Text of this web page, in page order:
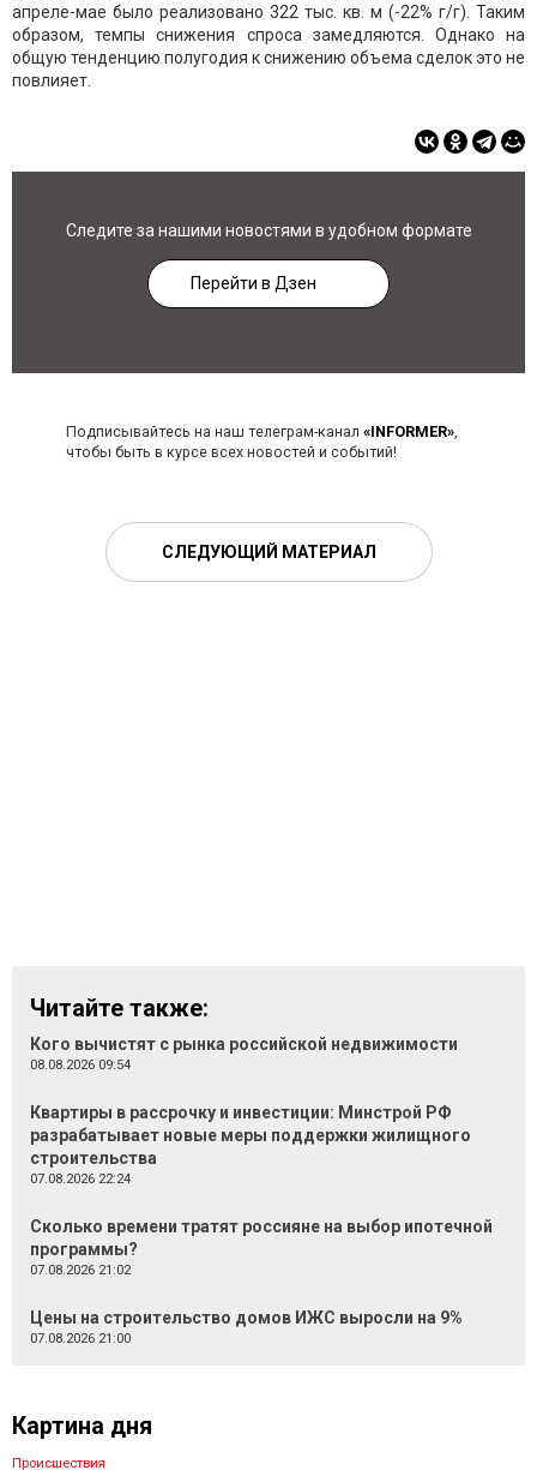
апреле-мае было реализовано 322 тыс. кв. м (-22% г/г). Таким
образом, темпы снижения спроса замедляются. Однако на
общую тенденцию полугодия к снижению объема сделок это не
повлияет.
Следите за нашими новостями в удобном формате
Перейти в Дзен
Подписывайтесь на наш телеграм-канал «INFORMER»,
чтобы быть в курсе всех новостей и событий!
СЛЕДУЮЩИЙ МАТЕРИАЛ
Читайте также:
Кого вычистят с рынка российской недвижимости
08.08.2026 09:54
Квартиры в рассрочку и инвестиции: Минстрой РФ
разрабатывает новые меры поддержки жилищного
строительства
07.08.2026 22:24
Сколько времени тратят россияне на выбор ипотечной
программы?
07.08.2026 21:02
Цены на строительство домов ИЖС выросли на 9%
07.08.2026 21:00
Картина дня
Происшествия